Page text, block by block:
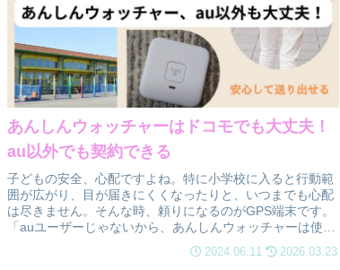
あんしんウォッチャーはドコモでも大丈夫！
au以外でも契約できる
子どもの安全、心配ですよね。特に小学校に入ると行動範
囲が広がり、目が届きにくくなったりと、いつまでも心配
は尽きません。そんな時、頼りになるのがGPS端末です。
「auユーザーじゃないから、あんしんウォッチャーは使え
2024.06.11 2026.03.23